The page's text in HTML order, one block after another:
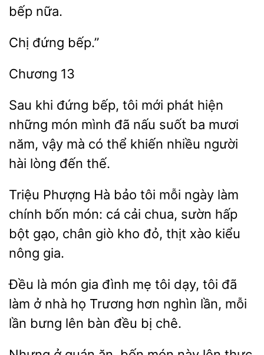
bếp
Sau đứng bếp, tôi
phát hiện
những món mình đã
suốt ba mươi
năm, vậy mà có thể khiến nhiều người
hài lòng đến thế.
Triệu Phượng Hà bảo tôi mỗi ngày
chính bốn món: cá
sườn hấp
bột gạo, chân giò kho đỏ, thịt xào kiểu
nông gia.
Đều là món gia đình tôi dạy,
đã
làm ở nhà họ Trương hơn
lần, mỗi
lần bưng lên bàn đều bị chê.